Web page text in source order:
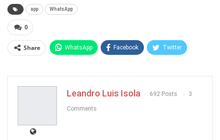
app WhatsApp
0
Share WhatsApp Facebook Twitter
Leandro Luis Isola 692 Posts 3
Comments